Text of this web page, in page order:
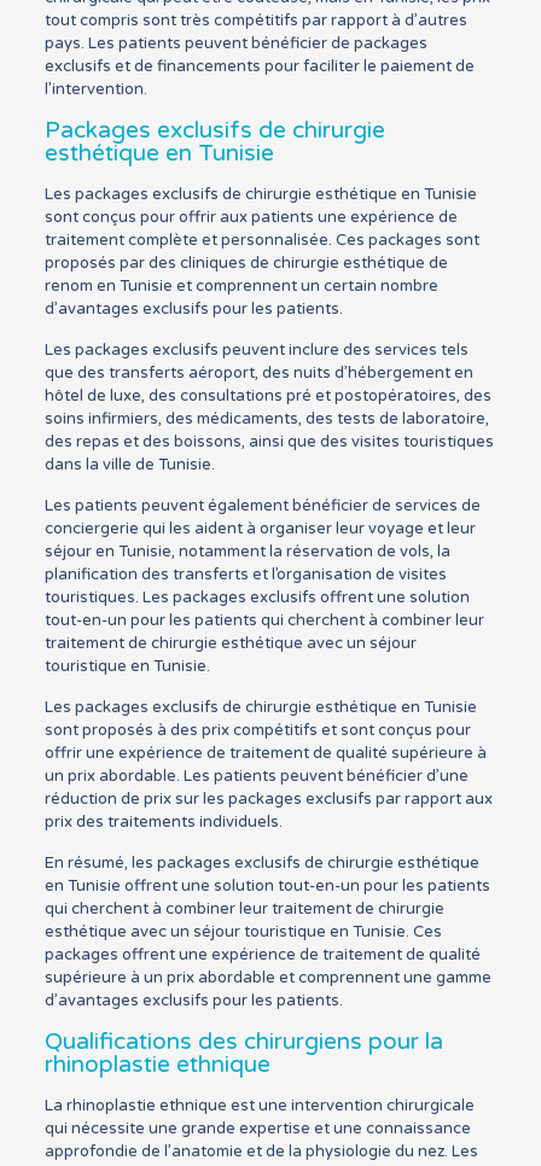
tout compris sont très compétitifs par rapport à d’autres
pays. Les patients peuvent bénéficier de packages
exclusifs et de financements pour faciliter le paiement de
l’intervention.
Packages exclusifs de chirurgie
esthétique en Tunisie
Les packages exclusifs de chirurgie esthétique en Tunisie
sont conçus pour offrir aux patients une expérience de
traitement complète et personnalisée. Ces packages sont
proposés par des cliniques de chirurgie esthétique de
renom en Tunisie et comprennent un certain nombre
d’avantages exclusifs pour les patients.
Les packages exclusifs peuvent inclure des services tels
que des transferts aéroport, des nuits d’hébergement en
hôtel de luxe, des consultations pré et postopératoires, des
soins infirmiers, des médicaments, des tests de laboratoire,
des repas et des boissons, ainsi que des visites touristiques
dans la ville de Tunisie.
Les patients peuvent également bénéficier de services de
conciergerie qui les aident à organiser leur voyage et leur
séjour en Tunisie, notamment la réservation de vols, la
planification des transferts et l’organisation de visites
touristiques. Les packages exclusifs offrent une solution
tout-en-un pour les patients qui cherchent à combiner leur
traitement de chirurgie esthétique avec un séjour
touristique en Tunisie.
Les packages exclusifs de chirurgie esthétique en Tunisie
sont proposés à des prix compétitifs et sont conçus pour
offrir une expérience de traitement de qualité supérieure à
un prix abordable. Les patients peuvent bénéficier d’une
réduction de prix sur les packages exclusifs par rapport aux
prix des traitements individuels.
En résumé, les packages exclusifs de chirurgie esthétique
en Tunisie offrent une solution tout-en-un pour les patients
qui cherchent à combiner leur traitement de chirurgie
esthétique avec un séjour touristique en Tunisie. Ces
packages offrent une expérience de traitement de qualité
supérieure à un prix abordable et comprennent une gamme
d’avantages exclusifs pour les patients.
Qualifications des chirurgiens pour la
rhinoplastie ethnique
La rhinoplastie ethnique est une intervention chirurgicale
qui nécessite une grande expertise et une connaissance
approfondie de l’anatomie et de la physiologie du nez. Les